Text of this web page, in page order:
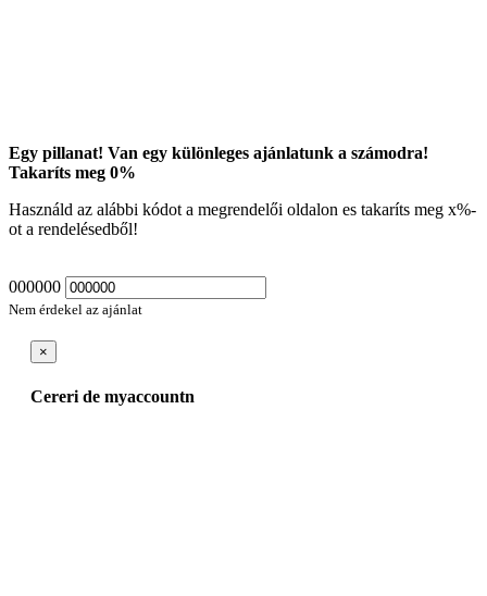
Egy pillanat! Van egy különleges ajánlatunk a számodra!
Takaríts meg 0%
Használd az alábbi kódot a megrendelői oldalon es takaríts meg x%-
ot a rendelésedből!
000000
Nem érdekel az ajánlat
×
Cereri de myaccountn